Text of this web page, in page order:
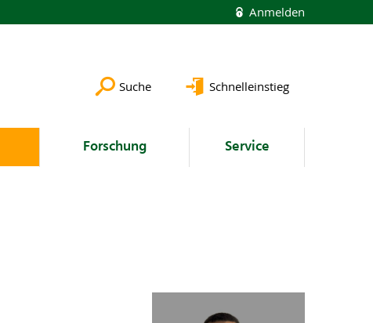
Anmelden
Suche Schnelleinstieg
Forschung Service